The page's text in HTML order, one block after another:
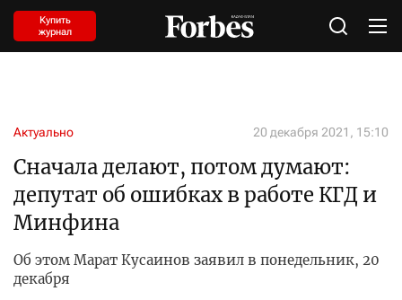
Купить
журнал
Актуально 20 декабря 2021, 15:10
Сначала делают, потом думают:
депутат об ошибках в работе КГД и
Минфина
Об этом Марат Кусаинов заявил в понедельник, 20
декабря